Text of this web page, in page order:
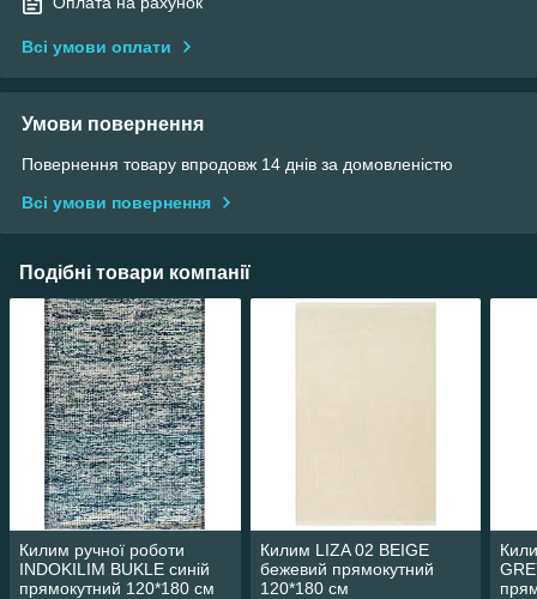
Всі умови оплати
Умови повернення
Повернення товару впродовж 14 днів за домовленістю
Всі умови повернення
Подібні товари компанії
Килим ручної роботи
INDOKILIM BUKLE синій
прямокутний 120*180 см
Килим LIZA 02 BEIGE
бежевий прямокутний
120*180 см